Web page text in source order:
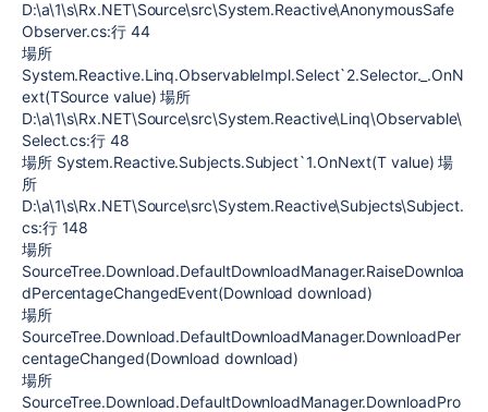
D:\a\1\s\Rx.NET\Source\src\System.Reactive\AnonymousSafe
Observer.cs:行 44
場所
System.Reactive.Linq.ObservableImpl.Select`2.Selector._.OnN
ext(TSource value) 場所
D:\a\1\s\Rx.NET\Source\src\System.Reactive\Linq\Observable\
Select.cs:行 48
場所 System.Reactive.Subjects.Subject`1.OnNext(T value) 場
所
D:\a\1\s\Rx.NET\Source\src\System.Reactive\Subjects\Subject.
cs:行 148
場所
SourceTree.Download.DefaultDownloadManager.RaiseDownloa
dPercentageChangedEvent(Download download)
場所
SourceTree.Download.DefaultDownloadManager.DownloadPer
centageChanged(Download download)
場所
SourceTree.Download.DefaultDownloadManager.DownloadPro